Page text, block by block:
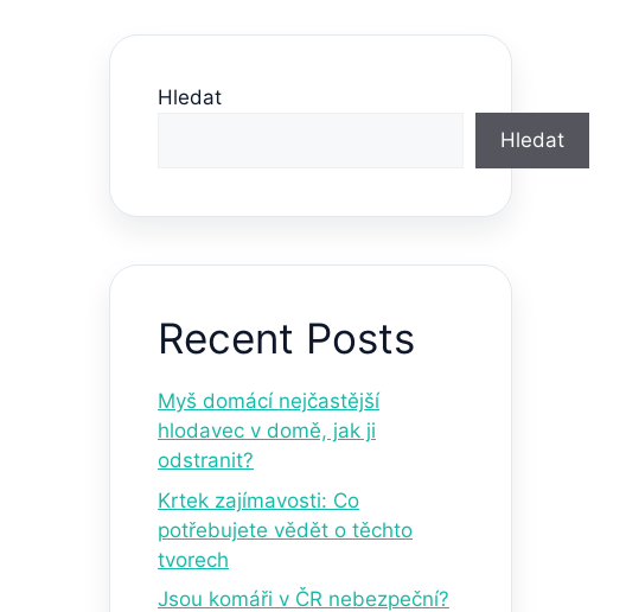
Hledat
Hledat
Recent Posts
Myš domácí nejčastější
hlodavec v domě, jak ji
odstranit?
Krtek zajímavosti: Co
potřebujete vědět o těchto
tvorech
Jsou komáři v ČR nebezpeční?